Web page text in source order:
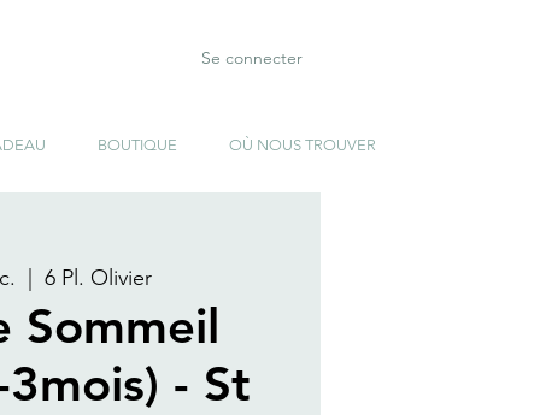
Se connecter
BOUTIQUE OÙ NOUS TROUVER
6 Pl. Olivier
Sommeil
- St